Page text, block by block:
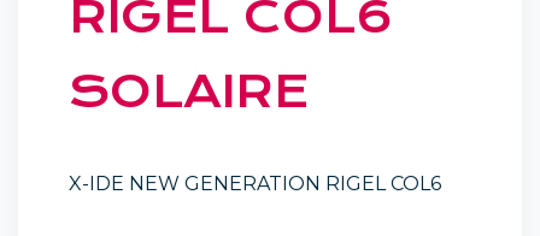
RIGEL COL6
SOLAIRE
X-IDE NEW GENERATION RIGEL COL6